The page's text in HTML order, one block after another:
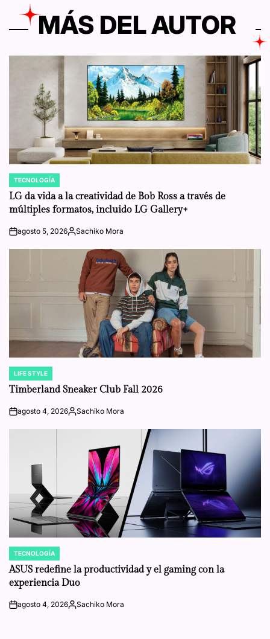
MÁS DEL AUTOR
POSTED
IN
TECNOLOGÍA
LG da vida a la creatividad de Bob Ross a través de
múltiples formatos, incluido LG Gallery+
onagosto 5, 2026Posted
Sachiko Mora
POSTED
IN
LIFE STYLE
Timberland Sneaker Club Fall 2026
onagosto 4, 2026Posted
Sachiko Mora
POSTED
IN
TECNOLOGÍA
ASUS redefine la productividad y el gaming con la
experiencia Duo
onagosto 4, 2026Posted
Sachiko Mora